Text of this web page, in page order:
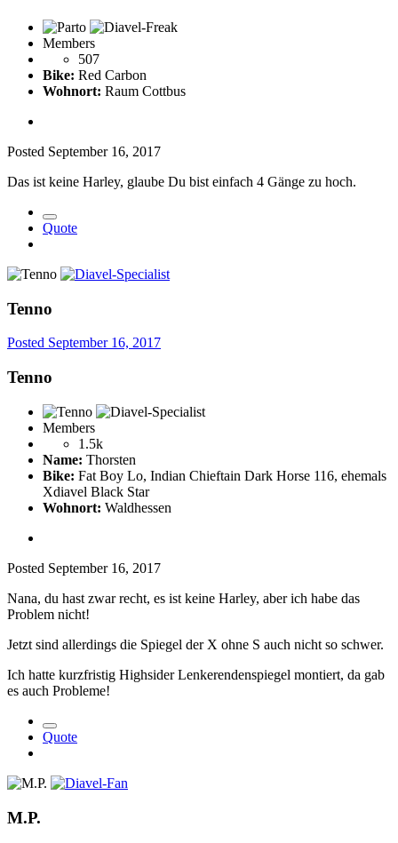
Members
507
Bike: Red Carbon
Wohnort: Raum Cottbus
Posted September 16, 2017
Das ist keine Harley, glaube Du bist einfach 4 Gänge zu hoch.
Quote
Tenno
Posted September 16, 2017
Tenno
Members
1.5k
Name: Thorsten
Bike: Fat Boy Lo, Indian Chieftain Dark Horse 116, ehemals
Xdiavel Black Star
Wohnort: Waldhessen
Posted September 16, 2017
Nana, du hast zwar recht, es ist keine Harley, aber ich habe das
Problem nicht!
Jetzt sind allerdings die Spiegel der X ohne S auch nicht so schwer.
Ich hatte kurzfristig Highsider Lenkerendenspiegel montiert, da gab
es auch Probleme!
Quote
M.P.